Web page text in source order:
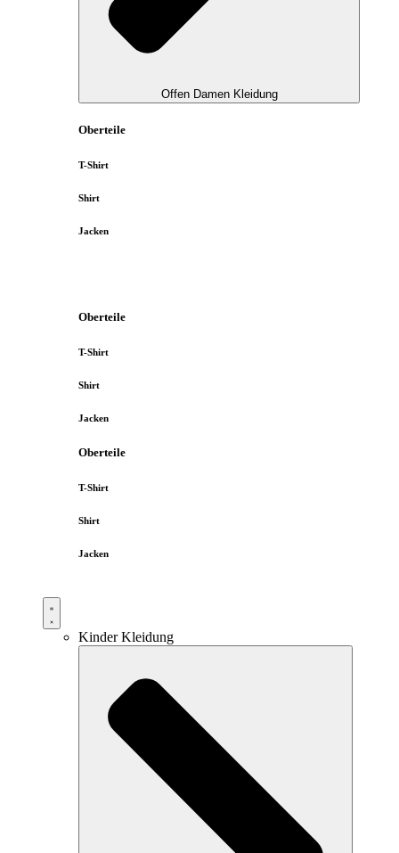
Offen Damen Kleidung
Oberteile
T-Shirt
Shirt
Jacken
Oberteile
T-Shirt
Shirt
Jacken
Oberteile
T-Shirt
Shirt
Jacken
Kinder Kleidung